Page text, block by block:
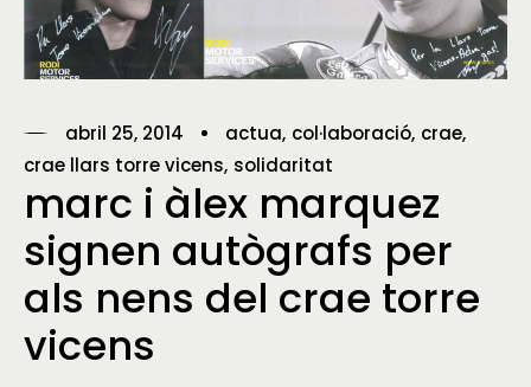
abril 25, 2014 actua col·laboració crae
crae llars torre vicens solidaritat
marc i àlex marquez
signen autògrafs per
als nens del crae torre
vicens